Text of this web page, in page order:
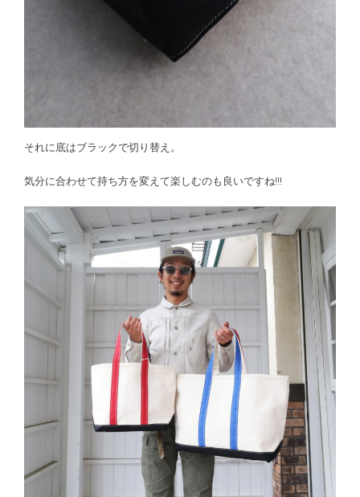
それに底はブラックで切り替え。
気分に合わせて持ち方を変えて楽しむのも良いですね!!!